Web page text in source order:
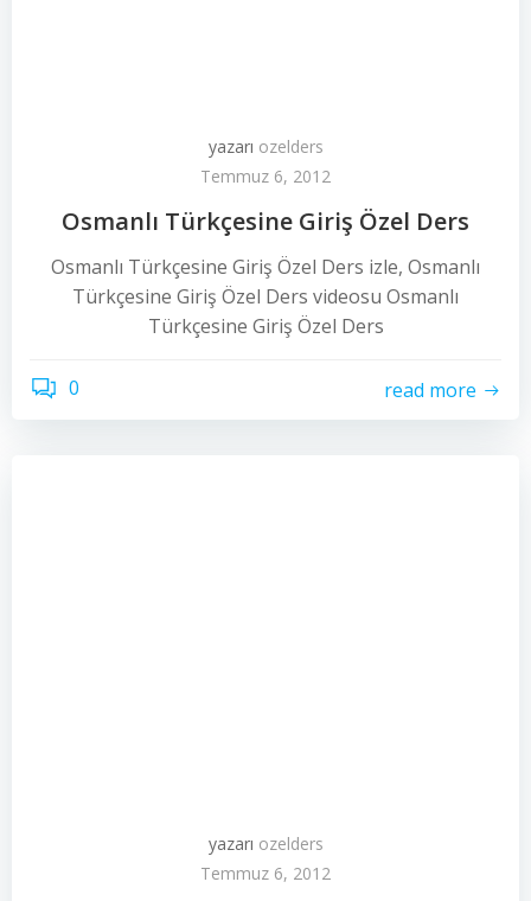
yazarı ozelders
Temmuz 6, 2012
Osmanlı Türkçesine Giriş Özel Ders
Osmanlı Türkçesine Giriş Özel Ders izle, Osmanlı
Türkçesine Giriş Özel Ders videosu Osmanlı
Türkçesine Giriş Özel Ders
0 read more
yazarı ozelders
Temmuz 6, 2012